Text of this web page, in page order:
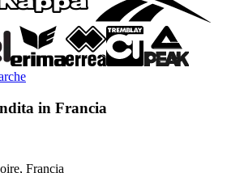
in Francia
Francia